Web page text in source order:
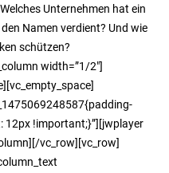
Unternehmen hat ein
Namen verdient? Und wie
schützen?
width=”1/2″]
12px !important;}”][jwplayer
vc_row][vc_row]